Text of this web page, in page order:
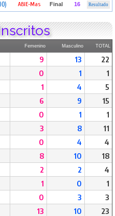
ABIE-Mas Final 16 Resultado
Femenino Masculino TOTAL
9 13 22
0 1 1
1 4 5
6 9 15
0 1 1
3 8 11
0 4 4
8 10 18
2 2 4
1 0 1
0 3 3
13 10 23